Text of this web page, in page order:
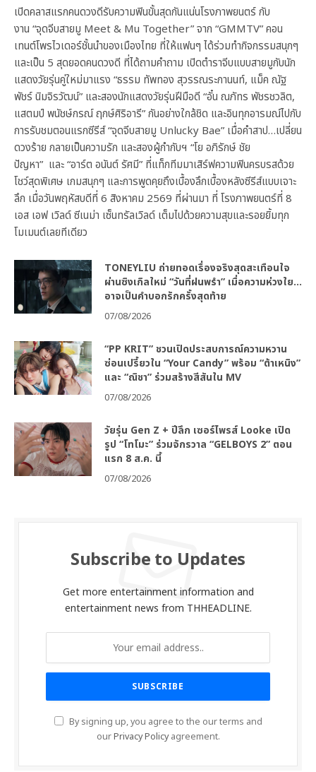
เปิดคลาสแรกคนดวงดีรับความฟินขั้นสุดกันแน่นโรงภาพยนตร์ กับ
งาน “จุดจีบสายมู Meet & Mu Together” จาก “GMMTV” คอน
เทนต์โพรไวเดอร์ชั้นนำของเมืองไทย ที่ให้แฟนๆ ได้ร่วมทำกิจกรรมสนุกๆ
และเป็น 5 สุดยอดคนดวงดี ที่ได้ถามคำถาม เปิดตำราจีบแบบสายมูกับนัก
แสดงวัยรุ่นคู่ใหม่มาแรง “ธรรม ทัพทอง สุวรรณระกานนท์, แม็ค ณัฐ
พัชร์ นิมจิรวัฒน์” และสองนักแสดงวัยรุ่นฝีมือดี “อั๋น ณภัทร พัชรชวลิต,
แสตมป์ พนัชษ์กรณ์ ฤกษ์ศิริอารี” กันอย่างใกล้ชิด และอินทุกอารมณ์ไปกับ
การรับชมตอนแรกซีรีส์ “จุดจีบสายมู Unlucky Bae” เมื่อคำสาป…เปลี่ยน
ดวงร้าย กลายเป็นความรัก และสองผู้กำกับฯ “โย อภิรักษ์ ชัย
ปัญหา” และ “อาร์ต อนันต์ รัศมี” ที่แท็กทีมมาเสิร์ฟความฟินครบรสด้วย
โชว์สุดพิเศษ เกมสนุกๆ และการพูดคุยถึงเบื้องลึกเบื้องหลังซีรีส์แบบเจาะ
ลึก เมื่อวันพฤหัสบดีที่ 6 สิงหาคม 2569 ที่ผ่านมา ที่ โรงภาพยนตร์ที่ 8
เอส เอฟ เวิลด์ ซีเนม่า เซ็นทรัลเวิลด์ เต็มไปด้วยความสุขและรอยยิ้มทุก
โมเมนต์เลยทีเดียว
TONEYLIU ถ่ายทอดเรื่องจริงสุดสะเทือนใจ
ผ่านซิงเกิลใหม่ “วันที่ฝนพรำ” เมื่อความห่วงใย…
อาจเป็นคำบอกรักครั้งสุดท้าย
07/08/2026
“PP KRIT” ชวนเปิดประสบการณ์ความหวาน
ซ่อนเปรี้ยวใน “Your Candy” พร้อม “ต้าเหนิง”
และ “ณิชา” ร่วมสร้างสีสันใน MV
07/08/2026
วัยรุ่น Gen Z + ปีลึก เซอร์ไพรส์ Looke เปิด
รูป “โทโมะ” ร่วมจักรวาล “GELBOYS 2” ตอน
แรก 8 ส.ค. นี้
07/08/2026
Subscribe to Updates
Get more entertainment information and
entertainment news from THHEADLINE.
By signing up, you agree to the our terms and
ourPrivacy Policyagreement.